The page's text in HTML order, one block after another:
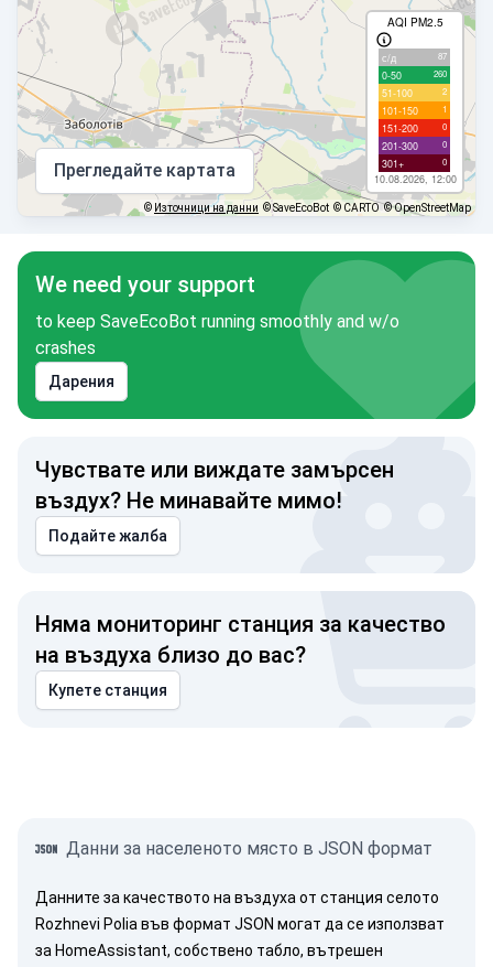
AQI PM2.5
с/д 87
0-50 260
51-100 2
101-150 1
151-200 0
201-300 0
301+ 0
10.08.2026, 12:00
Прегледайте картата
© Източници на данни © SaveEcoBot © CARTO © OpenStreetMap
We need your support
to keep SaveEcoBot running smoothly and w/o
crashes
Дарения
Чувствате или виждате замърсен
въздух? Не минавайте мимо!
Подайте жалба
Няма мониторинг станция за качество
на въздуха близо до вас?
Купете станция
Данни за населеното място в JSON формат
Данните за качеството на въздуха от станция селото
Rozhnevi Polia във формат JSON могат да се използват
за HomeAssistant, собствено табло, вътрешен